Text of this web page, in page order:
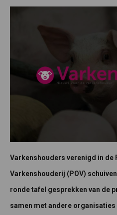
Varkenshouders verenigd in de
Varkenshouderij (POV)
ronde tafel gesprekken van de
samen met andere